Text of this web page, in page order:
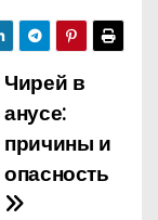
Чирей в
анусе:
причины и
опасность